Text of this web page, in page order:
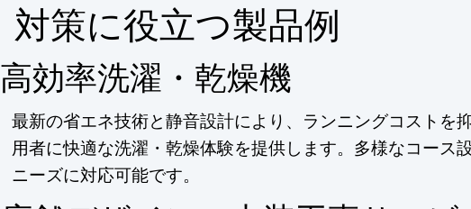
​対策に役立つ製品例
高効率洗濯・乾燥機
最新の省エネ技術と静音設計により、ランニングコストを
用者に快適な洗濯・乾燥体験を提供します。多様なコース
ニーズに対応可能です。